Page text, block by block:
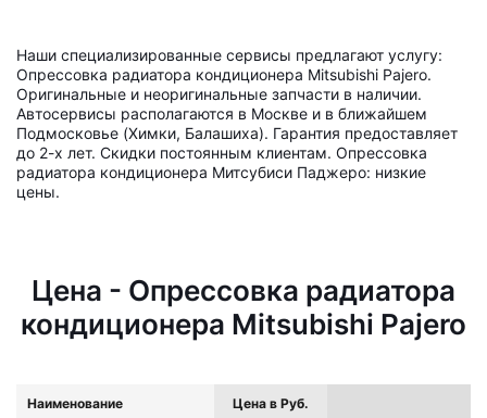
Наши специализированные сервисы предлагают услугу:
Опрессовка радиатора кондиционера Mitsubishi Pajero.
Оригинальные и неоригинальные запчасти в наличии.
Автосервисы располагаются в Москве и в ближайшем
Подмосковье (Химки, Балашиха). Гарантия предоставляет
до 2-х лет. Скидки постоянным клиентам. Опрессовка
радиатора кондиционера Митсубиси Паджеро: низкие
цены.
Цена - Опрессовка радиатора
кондиционера Mitsubishi Pajero
Наименование Цена в Руб.